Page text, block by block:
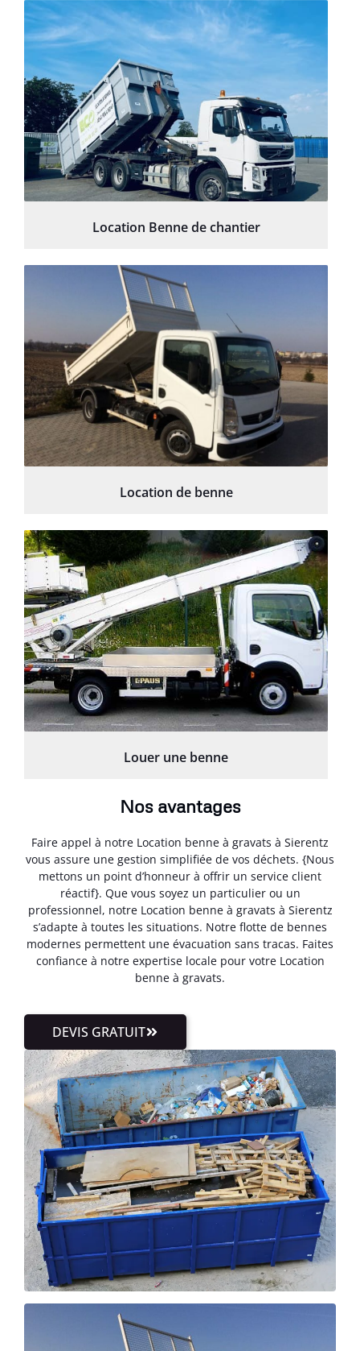
Location Benne de chantier
Location de benne
Louer une benne
Nos avantages
Faire appel à notre Location benne à gravats à Sierentz
vous assure une gestion simplifiée de vos déchets. {Nous
mettons un point d’honneur à offrir un service client
réactif}. Que vous soyez un particulier ou un
professionnel, notre Location benne à gravats à Sierentz
s’adapte à toutes les situations. Notre flotte de bennes
modernes permettent une évacuation sans tracas. Faites
confiance à notre expertise locale pour votre Location
benne à gravats.
DEVIS GRATUIT